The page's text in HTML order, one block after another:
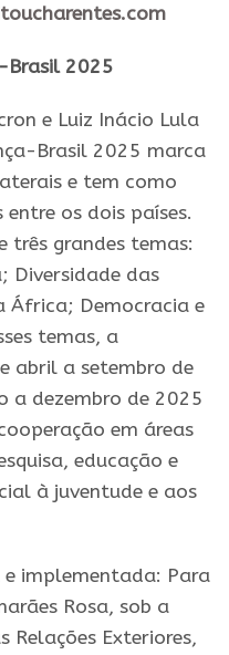
Brasil 2025
e Luiz Inácio Lula
Brasil 2025 marca
e tem como
os dois países.
três grandes temas:
Diversidade das
África; Democracia e
temas, a
abril a setembro de
a dezembro de 2025
em áreas
educação e
à juventude e aos
implementada: Para
Rosa, sob a
Relações Exteriores,